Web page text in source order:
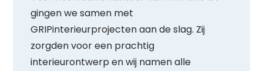
gingen we samen met
GRIPinterieurprojecten aan de slag. Zij
zorgden voor een prachtig
interieurontwerp en wij namen alle